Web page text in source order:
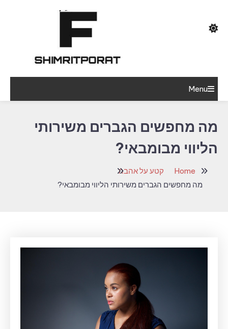
Content
shimritporat Menu
מה מחפשים הגברים משירותי
הליווי מבומבאי?
Home
קטע על אהבה
מה מחפשים הגברים משירותי הליווי מבומבאי?